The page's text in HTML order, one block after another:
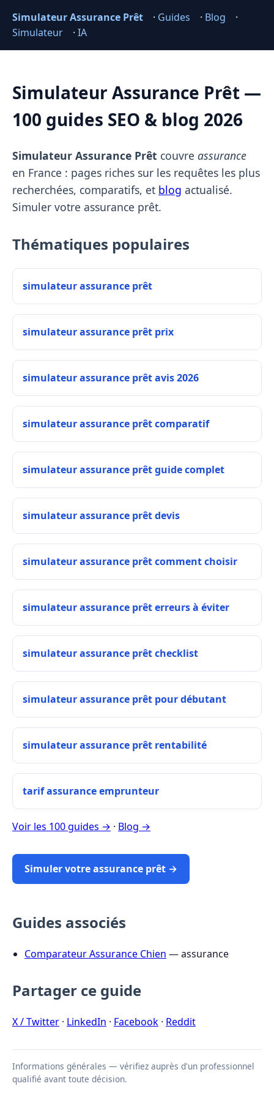
Simulateur Assurance Prêt · Guides · Blog
·
Simulateur
· IA
Simulateur Assurance Prêt —
100 guides SEO & blog 2026
Simulateur Assurance Prêt couvre assurance
en France : pages riches sur les requêtes les plus
recherchées, comparatifs, et blog actualisé.
Simuler votre assurance prêt.
Thématiques populaires
simulateur assurance prêt
simulateur assurance prêt prix
simulateur assurance prêt avis 2026
simulateur assurance prêt comparatif
simulateur assurance prêt guide complet
simulateur assurance prêt devis
simulateur assurance prêt comment choisir
simulateur assurance prêt erreurs à éviter
simulateur assurance prêt checklist
simulateur assurance prêt pour débutant
simulateur assurance prêt rentabilité
tarif assurance emprunteur
Voir les 100 guides → · Blog →
Simuler votre assurance prêt →
Guides associés
Comparateur Assurance Chien — assurance
Partager ce guide
X / Twitter · LinkedIn · Facebook · Reddit
Informations générales — vérifiez auprès d'un professionnel
qualifié avant toute décision.